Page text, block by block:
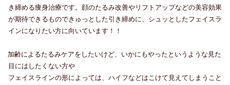
き締める痩身治療です。顔のたるみ改善やリフトアップなどの美容効果
が期待できるものできゅっとした引き締めに、シュッとしたフェイスラ
インになりたい方に向いています！！
加齢によるたるみケアをしたいけど、いかにもやったというような見た
目にはしたくない方や
フェイスラインの形によっては、ハイフなどはこけて見えてしまうこと